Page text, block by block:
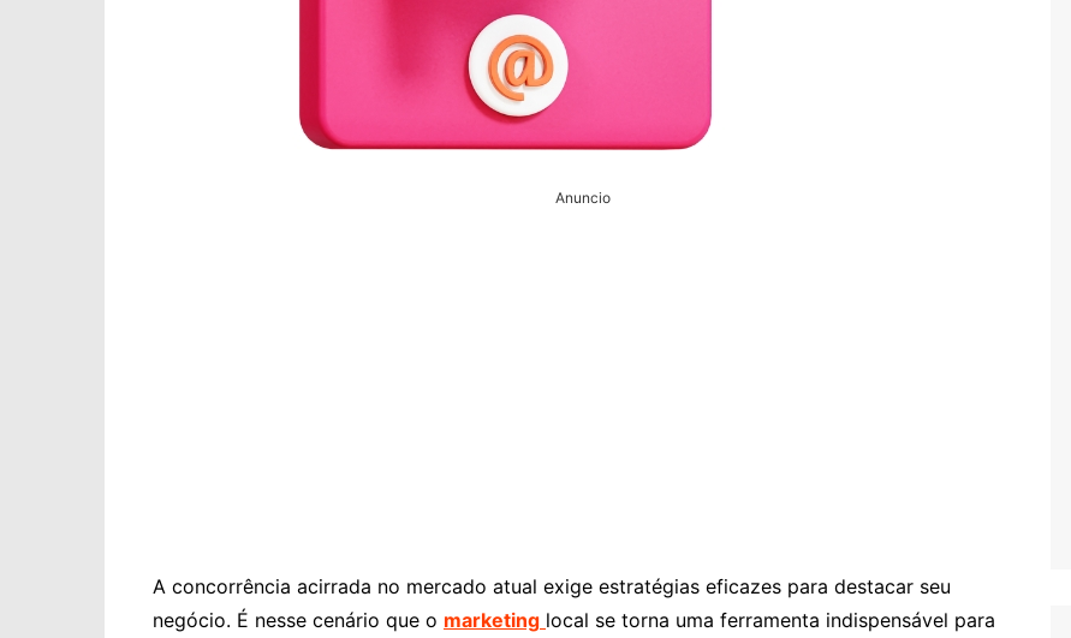
Anuncio
A concorrência acirrada no mercado atual exige estratégias eficazes para destacar seu
negócio. É nesse cenário que o marketing local se torna uma ferramenta indispensável para